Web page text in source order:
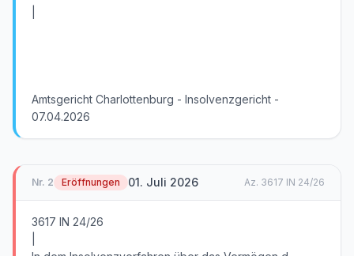
Amtsgericht Charlottenburg - Insolvenzgericht -
07.04.2026
Nr. 2 Eröffnungen 01. Juli 2026 Az. 3617 IN 24/26
3617 IN 24/26